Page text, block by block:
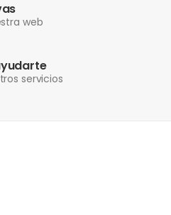
web
servicios